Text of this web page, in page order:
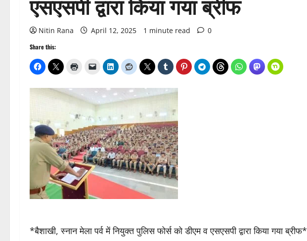
Nitin Rana April 12, 2025 1 minute read 0
Share this:
*बैशाखी, स्नान मेला पर्व में नियुक्त पुलिस फोर्स को डीएम व एसएसपी द्वारा किया गया ब्रीफ*